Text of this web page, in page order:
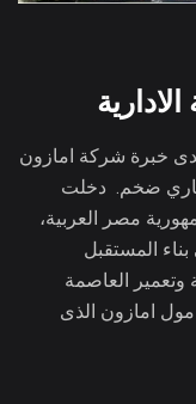
خبرة شركة امازون
مشروع عقاري ضخم. دخلت
مصر العربية،
المستقبل
العاصمة
مول امازون الذى